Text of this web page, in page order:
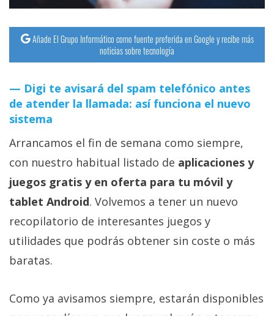
Añade El Grupo Informático como fuente preferida en Google y recibe más
noticias sobre tecnología
Digi te avisará del spam telefónico antes
de atender la llamada: así funciona el nuevo
sistema
Arrancamos el fin de semana como siempre,
con nuestro habitual listado de aplicaciones y
juegos gratis y en oferta para tu móvil y
tablet Android. Volvemos a tener un nuevo
recopilatorio de interesantes juegos y
utilidades que podrás obtener sin coste o más
baratas.
Como ya avisamos siempre, estarán disponibles